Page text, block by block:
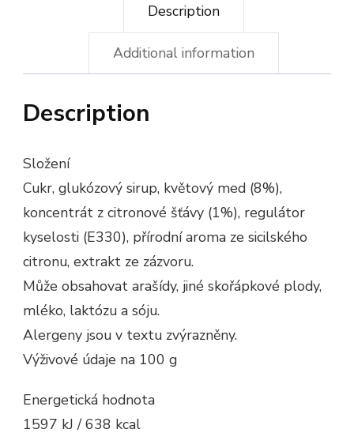
Description
Additional information
Description
Složení
Cukr, glukózový sirup, květový med (8%),
koncentrát z citronové šťávy (1%), regulátor
kyselosti (E330), přírodní aroma ze sicilského
citronu, extrakt ze zázvoru.
Může obsahovat arašídy, jiné skořápkové plody,
mléko, laktózu a sóju.
Alergeny jsou v textu zvýrazněny.
Výživové údaje na 100 g
Energetická hodnota
1597 kJ / 638 kcal